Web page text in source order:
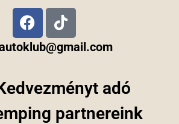
adó
partnereink